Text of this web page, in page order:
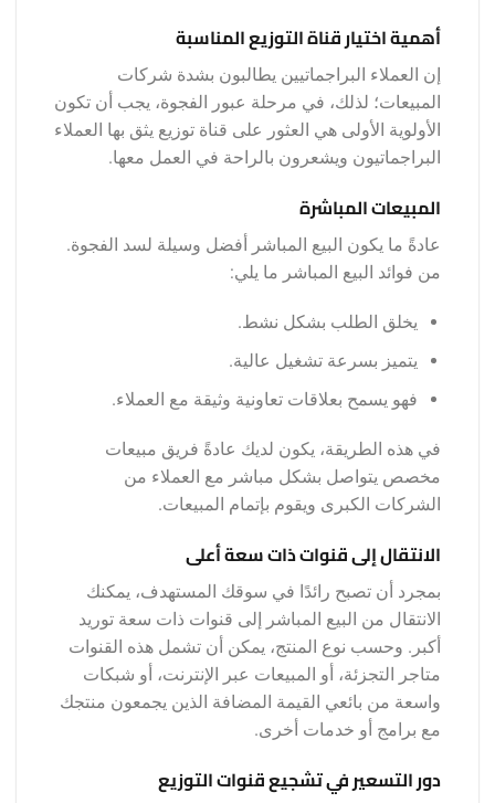
أهمية اختيار قناة التوزيع المناسبة
إن العملاء البراجماتيين يطالبون بشدة شركات
المبيعات؛ لذلك، في مرحلة عبور الفجوة، يجب أن تكون
الأولوية الأولى هي العثور على قناة توزيع يثق بها العملاء
البراجماتيون ويشعرون بالراحة في العمل معها.
المبيعات المباشرة
عادةً ما يكون البيع المباشر أفضل وسيلة لسد الفجوة.
من فوائد البيع المباشر ما يلي:
يخلق الطلب بشكل نشط.
يتميز بسرعة تشغيل عالية.
فهو يسمح بعلاقات تعاونية وثيقة مع العملاء.
في هذه الطريقة، يكون لديك عادةً فريق مبيعات
مخصص يتواصل بشكل مباشر مع العملاء من
الشركات الكبرى ويقوم بإتمام المبيعات.
الانتقال إلى قنوات ذات سعة أعلى
بمجرد أن تصبح رائدًا في سوقك المستهدف، يمكنك
الانتقال من البيع المباشر إلى قنوات ذات سعة توريد
أكبر. وحسب نوع المنتج، يمكن أن تشمل هذه القنوات
متاجر التجزئة، أو المبيعات عبر الإنترنت، أو شبكات
واسعة من بائعي القيمة المضافة الذين يجمعون منتجك
مع برامج أو خدمات أخرى.
دور التسعير في تشجيع قنوات التوزيع